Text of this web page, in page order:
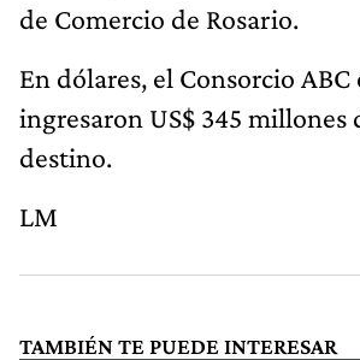
de Comercio de Rosario.
En dólares, el Consorcio
ingresaron US$ 345 millones
destino.
LM
TAMBIÉN TE PUEDE INTERESAR